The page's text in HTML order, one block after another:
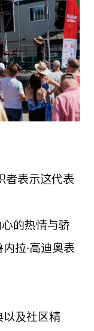
者表示这代表
的热情与骄
拉·高迪奥表
以及社区精